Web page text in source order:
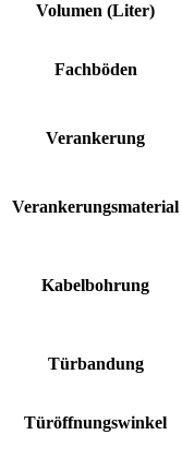
Volumen (Liter)
Fachböden
Verankerung
Verankerungsmaterial
Kabelbohrung
Türbandung
Türöffnungswinkel